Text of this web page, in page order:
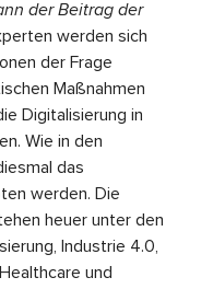
der Beitrag der
werden sich
der Frage
Maßnahmen
Digitalisierung in
Wie in den
das
werden. Die
heuer unter den
Industrie 4.0,
und